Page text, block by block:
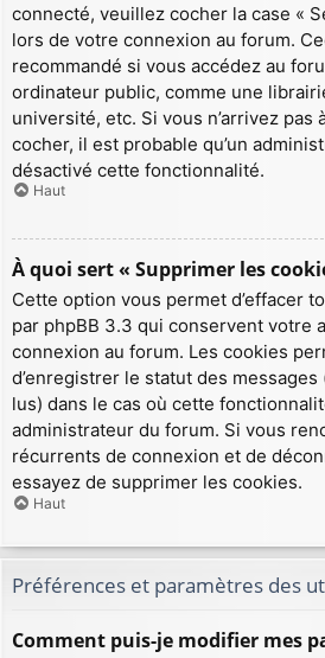
connecté, veuillez cocher la case «
lors de votre connexion au forum.
recommandé si vous accédez au
ordinateur public, comme une
université, etc. Si vous n’arrivez pas
cocher, il est probable qu’un
désactivé cette fonctionnalité.
Haut
À quoi sert « Supprimer les
Cette option vous permet d’effacer
par phpBB 3.3 qui conservent votre
connexion au forum. Les cookies
d’enregistrer le statut des messages
lus) dans le cas où cette
administrateur du forum. Si vous
récurrents de connexion et de
essayez de supprimer les cookies.
Haut
Préférences et paramètres des
Comment puis-je modifier mes